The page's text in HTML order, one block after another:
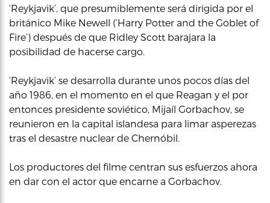
‘Reykjavik’, que presumiblemente será dirigida por el
británico Mike Newell (‘Harry Potter and the Goblet of
Fire’) después de que Ridley Scott barajara la
posibilidad de hacerse cargo.
‘Reykjavik’ se desarrolla durante unos pocos días del
año 1986, en el momento en el que Reagan y el por
entonces presidente soviético, Mijaíl Gorbachov, se
reunieron en la capital islandesa para limar asperezas
tras el desastre nuclear de Chernóbil.
Los productores del filme centran sus esfuerzos ahora
en dar con el actor que encarne a Gorbachov.